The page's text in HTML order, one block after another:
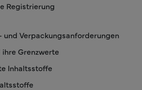
Registrierung
und Verpackungsanforderungen
Grenzwerte
Inhaltsstoffe